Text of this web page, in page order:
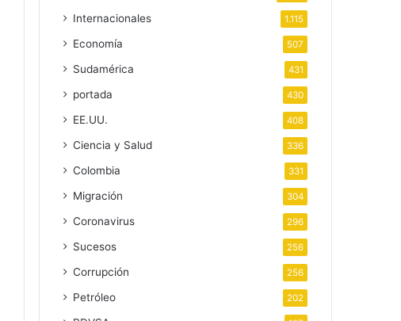
Internacionales 1.115
Economía 507
Sudamérica 431
portada 430
EE.UU. 408
Ciencia y Salud 336
Colombia 331
Migración 304
Coronavirus 296
Sucesos 256
Corrupción 256
Petróleo 202